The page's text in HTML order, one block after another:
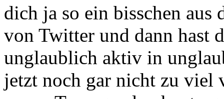
dich ja so ein bisschen aus
von Twitter und dann hast
unglaublich aktiv in
jetzt noch gar nicht zu viel